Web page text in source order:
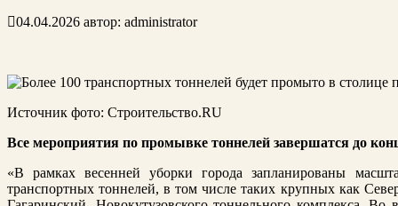
04.04.2026 автор: administrator
Источник фото: Строительство.RU
Все мероприятия по промывке тоннелей завершатся до
«В рамках весенней уборки города запланированы
транспортных тоннелей, в том числе таких крупных как